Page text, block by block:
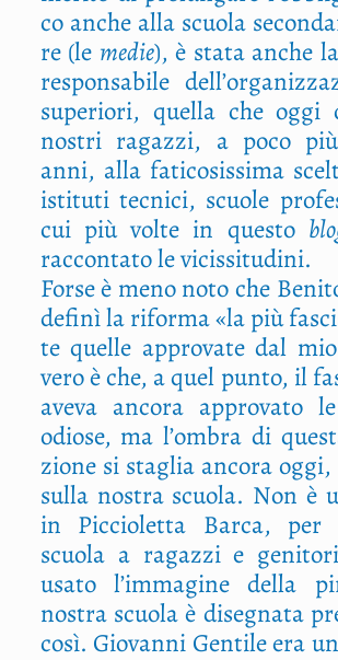
co anche alla scuo­la
re (le medie), è sta­ta anche
respon­sa­bi­le
supe­rio­ri, quel­la che oggi
nostri ragaz­zi, a poco
anni, alla fati­co­sis­si­ma
isti­tu­ti tec­ni­ci, scuo­le
cui più vol­te in que­sto
rac­con­ta­to le vicissitudini.
For­se è meno noto che
defi­nì la rifor­ma «la più
te quel­le appro­va­te dal
vero è che, a quel pun­to, il
ave­va anco­ra appro­va­to
odio­se, ma l’ombra di
zio­ne si sta­glia anco­ra
sul­la nostra scuo­la. Non è
in Pic­cio­let­ta Bar­ca, per
scuo­la a ragaz­zi e
usa­to l’immagine del­la
nostra scuo­la è dise­gna­ta
così. Gio­van­ni Gen­ti­le era